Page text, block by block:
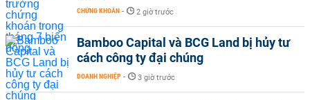
CHỨNG KHOÁN - 2 giờ trước
Bamboo Capital và BCG Land bị hủy tư
cách công ty đại chúng
DOANH NGHIỆP - 3 giờ trước